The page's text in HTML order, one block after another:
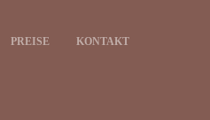
PREISE KONTAKT